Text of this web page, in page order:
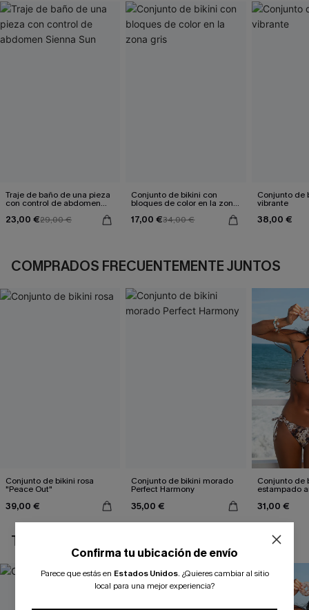
Traje de baño de una pieza
con control de abdomen
23,00 €29,00 €
Conjunto de bikini con
bloques de color en la zona
17,00 €34,00 €
Conjunto de
vibrante
38,00 €
COMPRADOS FRECUENTEMENTE JUNTOS
Conjunto de bikini rosa
"Peace Out"
39,00 €
Conjunto de bikini morado
Perfect Harmony
35,00 €
Conjunto de
estampado
31,00 €
TAMBIÉN TE PUEDE GUSTAR
Confirma tu ubicación de envío
Parece que estás en Estados Unidos. ¿Quieres cambiar al sitio
local para una mejor experiencia?